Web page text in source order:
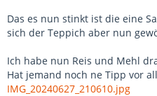
Das es nun stinkt ist die eine
sich der Teppich aber nun
Ich habe nun Reis und Mehl
Hat jemand noch ne Tipp vor
IMG_20240627_210610.jpg